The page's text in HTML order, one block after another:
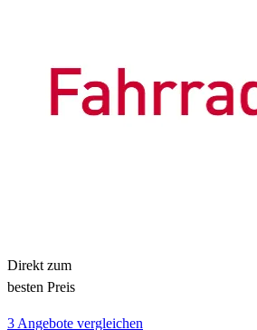
Direkt zum
besten Preis
3 Angebote vergleichen